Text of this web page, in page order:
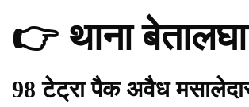
👉 थाना
98 टेट्रा पैक अवैध